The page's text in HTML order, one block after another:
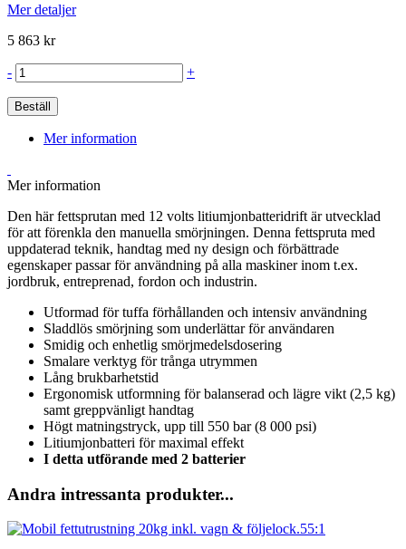
Mer detaljer
5 863 kr
- +
Beställ
Mer information
Mer information
Den här fettsprutan med 12 volts litiumjonbatteridrift är utvecklad
för att förenkla den manuella smörjningen. Denna fettspruta med
uppdaterad teknik, handtag med ny design och förbättrade
egenskaper passar för användning på alla maskiner inom t.ex.
jordbruk, entreprenad, fordon och industrin.
Utformad för tuffa förhållanden och intensiv användning
Sladdlös smörjning som underlättar för användaren
Smidig och enhetlig smörjmedelsdosering
Smalare verktyg för trånga utrymmen
Lång brukbarhetstid
Ergonomisk utformning för balanserad och lägre vikt (2,5 kg)
samt greppvänligt handtag
Högt matningstryck, upp till 550 bar (8 000 psi)
Litiumjonbatteri för maximal effekt
I detta utförande med 2 batterier
Andra intressanta produkter...